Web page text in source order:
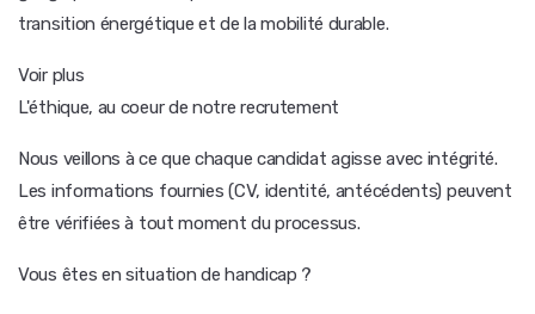
transition énergétique et de la mobilité durable.
Voir plus
L'éthique, au coeur de notre recrutement
Nous veillons à ce que chaque candidat agisse avec intégrité.
Les informations fournies (CV, identité, antécédents) peuvent
être vérifiées à tout moment du processus.
Vous êtes en situation de handicap ?